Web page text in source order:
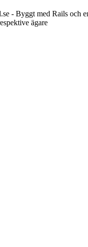
- Byggt med Rails och
ägare